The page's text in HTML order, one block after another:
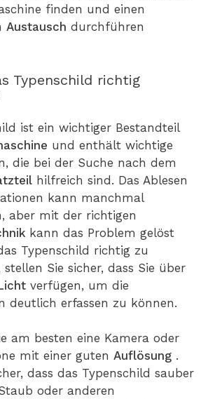
finden und einen
Austausch durchführen
Typenschild richtig
ist ein wichtiger Bestandteil
und enthält wichtige
die bei der Suche nach dem
hilfreich sind. Das Ablesen
kann manchmal
aber mit der richtigen
kann das Problem gelöst
Typenschild richtig zu
Sie sicher, dass Sie über
verfügen, um die
deutlich erfassen zu können.
am besten eine Kamera oder
mit einer guten Auflösung .
dass das Typenschild sauber
oder anderen